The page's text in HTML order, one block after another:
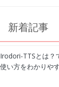
新着記事
Irodori-TTSとは？
使い方をわかりや